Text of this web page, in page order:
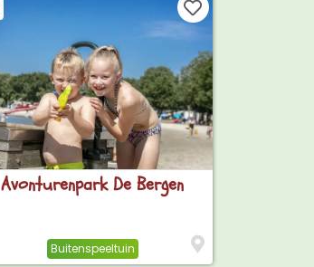
Avonturenpark De Bergen
Buitenspeeltuin